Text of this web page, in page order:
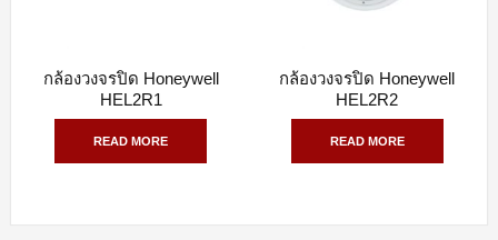
QUICK VIEW
กล้องวงจรปิด Honeywell
HEL2R1
READ MORE
QUICK VIEW
กล้องวงจรปิด Honeywell
HEL2R2
READ MORE